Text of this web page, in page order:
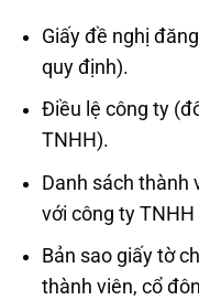
Giấy đề nghị
quy định).
Điều lệ công ty
TNHH).
Danh sách thành
với công ty
Bản sao giấy tờ
thành viên, cổ